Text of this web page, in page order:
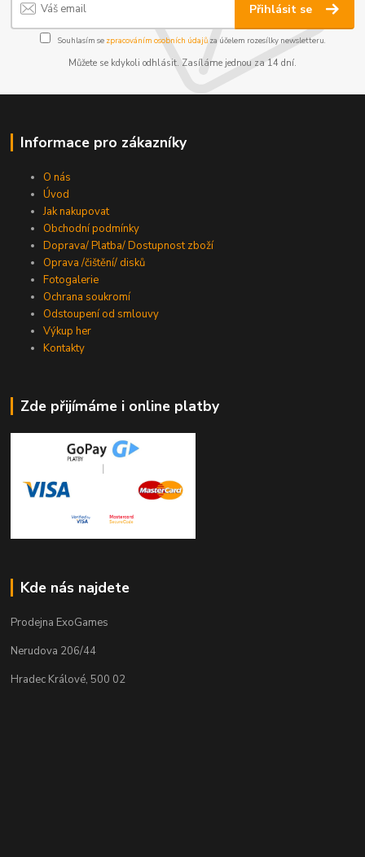
Přihlásit se
Souhlasím se zpracováním osobních údajůza účelem rozesílky newsletteru.
Můžete se kdykoli odhlásit. Zasíláme jednou za 14 dní.
Informace pro zákazníky
O nás
Úvod
Jak nakupovat
Obchodní podmínky
Doprava/ Platba/ Dostupnost zboží
Oprava /čištění/ disků
Fotogalerie
Ochrana soukromí
Odstoupení od smlouvy
Výkup her
Kontakty
Zde přijímáme i online platby
Kde nás najdete
Prodejna ExoGames
Nerudova 206/44
Hradec Králové, 500 02